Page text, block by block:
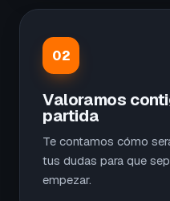
02
Valoramos
partida
Te contamos cómo
tus dudas para que
empezar.